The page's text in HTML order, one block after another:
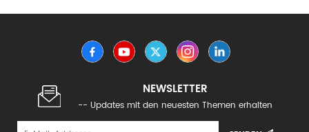
NEWSLETTER
-- Updates mit den neuesten Themen erhalten